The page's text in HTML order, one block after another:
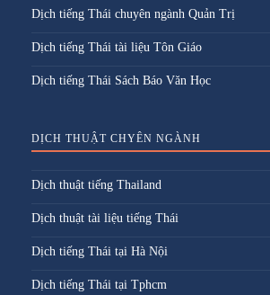
Dịch tiếng Thái chuyên ngành Quản Trị
Dịch tiếng Thái tài liệu Tôn Giáo
Dịch tiếng Thái Sách Báo Văn Học
DỊCH THUẬT CHYÊN NGÀNH
Dịch thuật tiếng Thailand
Dịch thuật tài liệu tiếng Thái
Dịch tiếng Thái tại Hà Nội
Dịch tiếng Thái tại Tphcm